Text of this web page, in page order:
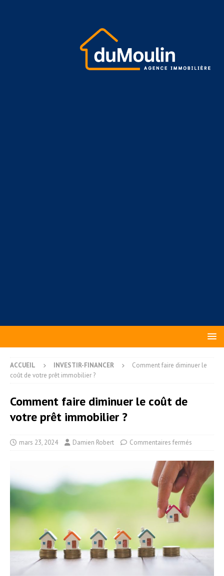
ACCUEIL INVESTIR-FINANCER
Comment faire diminuer le
coût de votre prêt immobilier ?
Comment faire diminuer le coût de
votre prêt immobilier ?
mars 23, 2024 Damien Robert Commentaires fermés